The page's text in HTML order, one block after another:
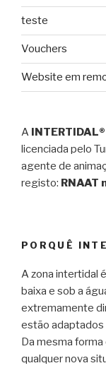
teste
Vouchers
Website em
A INTERTIDAL®
licenciada pelo
agente de
registo: RNAAT
PORQUÊ
A zona intertidal
baixa e sob a
extremamente
estão adaptados
Da mesma
qualquer nova